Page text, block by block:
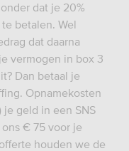
dat je 20%
betalen. Wel
dat daarna
vermogen in box 3
Dan betaal je
Opnamekosten
je geld in een SNS
€ 75 voor je
houden we de